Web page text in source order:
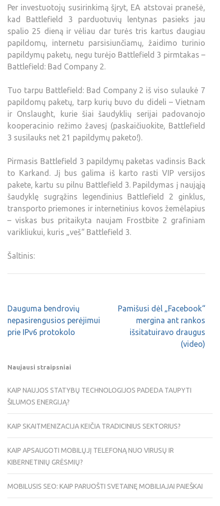
Per investuotojų susirinkimą šįryt, EA atstovai pranešė,
kad Battlefield 3 parduotuvių lentynas pasieks jau
spalio 25 dieną ir vėliau dar turės tris kartus daugiau
papildomų, internetu parsisiunčiamų, žaidimo turinio
papildymų paketų, negu turėjo Battlefield 3 pirmtakas –
Battlefield: Bad Company 2.
Tuo tarpu Battlefield: Bad Company 2 iš viso sulaukė 7
papildomų paketų, tarp kurių buvo du dideli – Vietnam
ir Onslaught, kurie šiai šaudyklių serijai padovanojo
kooperacinio režimo žavesį (paskaičiuokite, Battlefield
3 susilauks net 21 papildymų paketo!).
Pirmasis Battlefield 3 papildymų paketas vadinsis Back
to Karkand. Jį bus galima iš karto rasti VIP versijos
pakete, kartu su pilnu Battlefield 3. Papildymas į naująją
šaudyklę sugrąžins legendinius Battlefield 2 ginklus,
transporto priemones ir internetinius kovos žemėlapius
– viskas bus pritaikyta naujam Frostbite 2 grafiniam
varikliukui, kuris „veš“ Battlefield 3.
Šaltinis:
Dauguma bendrovių
nepasirengusios perėjimui
prie IPv6 protokolo
Pamišusi dėl „Facebook“
mergina ant rankos
išsitatuiravo draugus
(video)
Naujausi straipsniai
KAIP NAUJOS STATYBŲ TECHNOLOGIJOS PADEDA TAUPYTI
ŠILUMOS ENERGIJĄ?
KAIP SKAITMENIZACIJA KEIČIA TRADICINIUS SEKTORIUS?
KAIP APSAUGOTI MOBILŲJĮ TELEFONĄ NUO VIRUSŲ IR
KIBERNETINIŲ GRĖSMIŲ?
MOBILUSIS SEO: KAIP PARUOŠTI SVETAINĘ MOBILIAJAI PAIEŠKAI